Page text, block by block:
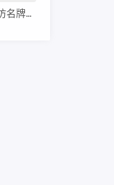
即墨高仿厂家女装曝光,山东即墨高仿名牌服装